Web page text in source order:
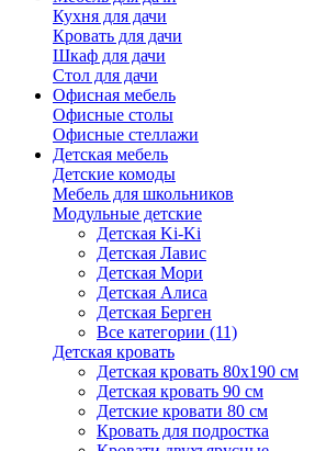
Кухня для дачи
Кровать для дачи
Шкаф для дачи
Стол для дачи
Офисная мебель
Офисные столы
Офисные стеллажи
Детская мебель
Детские комоды
Мебель для школьников
Модульные детские
Детская Ki-Ki
Детская Лавис
Детская Мори
Детская Алиса
Детская Берген
Все категории (11)
Детская кровать
Детская кровать 80х190 см
Детская кровать 90 см
Детские кровати 80 см
Кровать для подростка